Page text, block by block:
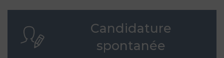
Candidature
spontanée